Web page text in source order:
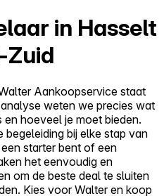
in Hasselt
Zuid
Aankoopservice staat
weten we precies wat
hoeveel je moet bieden.
bij elke stap van
starter bent of een
het eenvoudig en
om de beste deal te sluiten
Kies voor Walter en koop